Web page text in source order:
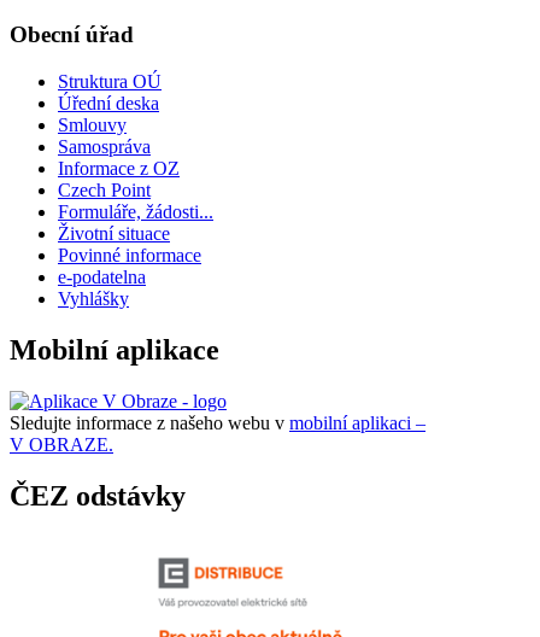
Obecní úřad
Struktura OÚ
Úřední deska
Smlouvy
Samospráva
Informace z OZ
Czech Point
Formuláře, žádosti...
Životní situace
Povinné informace
e-podatelna
Vyhlášky
Mobilní aplikace
Sledujte informace z našeho webu v mobilní aplikaci –
V OBRAZE.
ČEZ odstávky